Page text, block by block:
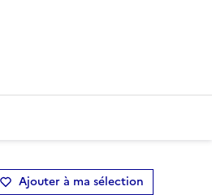
Ajouter à ma sélection